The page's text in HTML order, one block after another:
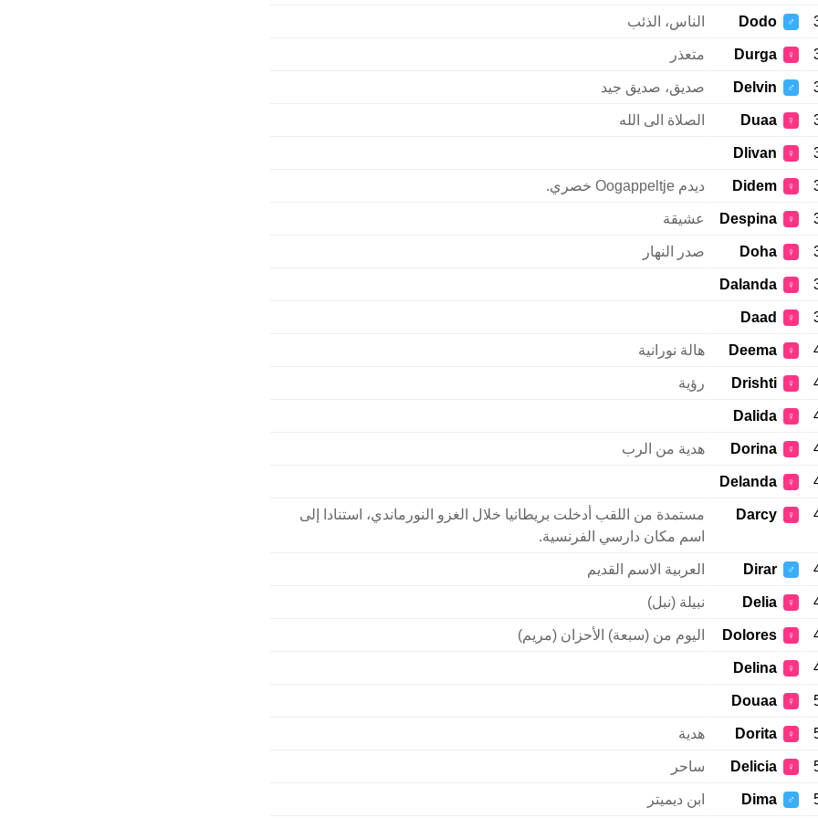
♂
Dodo الناس، الذئب
♀
Durga متعذر
♂
Delvin صديق، صديق جيد
♀
Duaa الصلاة الى الله
♀
Dlivan
♀
Didem ديدم Oogappeltje خصري.
♀
Despina عشيقة
♀
Doha صدر النهار
♀
Dalanda
♀
Daad
♀
Deema هالة نورانية
♀
Drishti رؤية
♀
Dalida
♀
Dorina هدية من الرب
♀
Delanda
♀
Darcy
مستمدة من اللقب أدخلت بريطانيا خلال الغزو النورماندي، استنادا إلى
اسم مكان دارسي الفرنسية.
♂
Dirar العربية الاسم القديم
♀
Delia نبيلة (نبل)
♀
Dolores اليوم من (سبعة) الأحزان (مريم)
♀
Delina
♀
Douaa
♀
Dorita هدية
♀
Delicia ساحر
♂
Dima ابن ديميتر